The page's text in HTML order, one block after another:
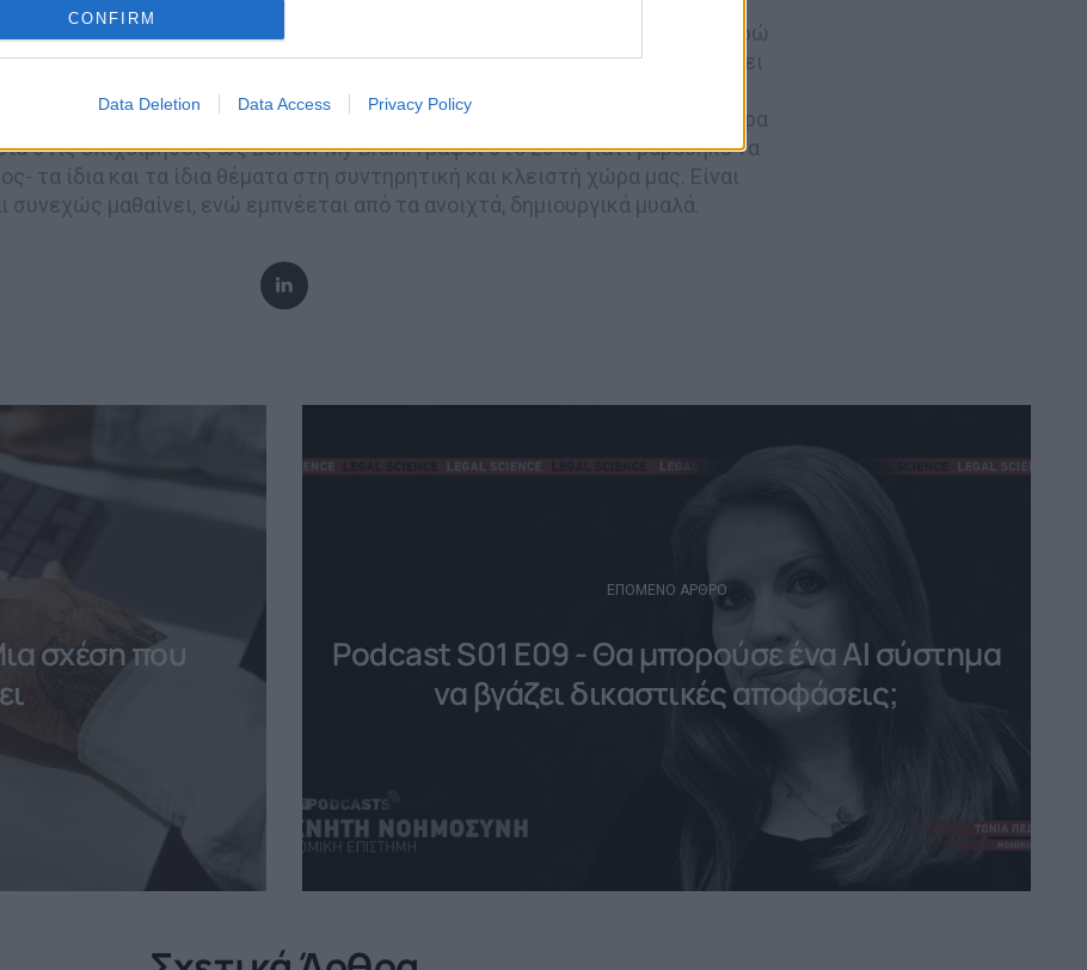
CONFIRM
Data Deletion Data Access Privacy Policy
34 χρόνια δουλειάς, 850 εργαζόμενοι, διαχειρίστηκε 500 εκατομμύρια ευρώ
νέα προϊόντα, 93 νέες εταιρίες και 9.250 καμπάνιες για 370 εταιρίες. Ξέρει
Society champion της Ericsson πως ακριβώς πρέπει να αλλάξουν
εταιρίες στη διαδικτυωμένη κοινωνία, τις κρίσεις και τη νέα γνώση. Σήμερα
στις επιχειρήσεις ως Borrow My Brain. Γράφει στο 2045 γιατί βαρέθηκε να
τα ίδια και τα ίδια θέματα στη συντηρητική και κλειστή χώρα μας. Είναι
συνεχώς μαθαίνει, ενώ εμπνέεται από τα ανοιχτά, δημιουργικά μυαλά.
σχέση που
ΕΠΌΜΕΝΟ ΆΡΘΡΟ
Podcast S01 E09 - Θα μπορούσε ένα ΑΙ σύστημα
να βγάζει δικαστικές αποφάσεις;